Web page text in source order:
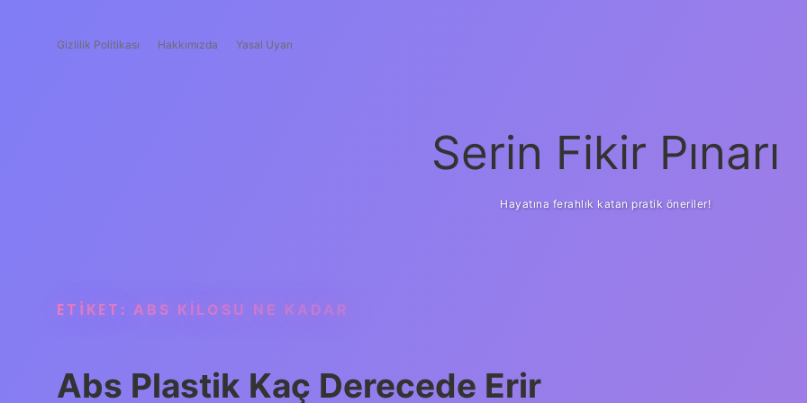
Gizlilik Politikası Hakkımızda Yasal Uyarı
Serin Fikir Pınarı
Hayatına ferahlık katan pratik öneriler!
ETIKET: ABS KILOSU NE KADAR
Abs Plastik Kaç Derecede Erir